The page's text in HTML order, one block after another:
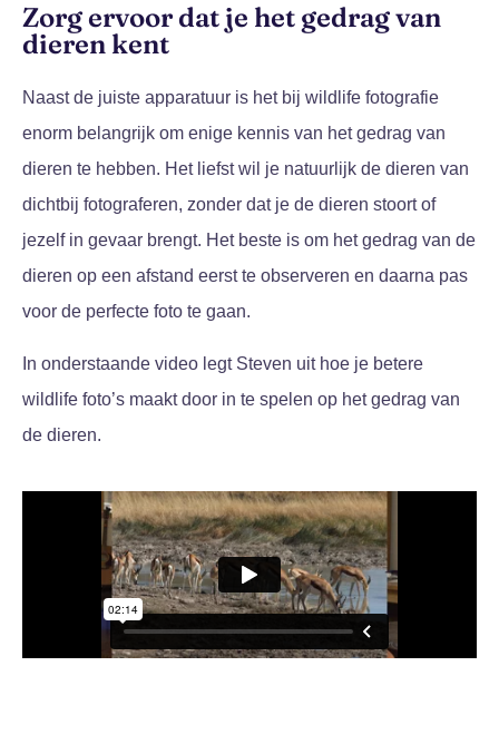
Zorg ervoor dat je het gedrag van
dieren kent
Naast de juiste apparatuur is het bij wildlife fotografie
enorm belangrijk om enige kennis van het gedrag van
dieren te hebben. Het liefst wil je natuurlijk de dieren van
dichtbij fotograferen, zonder dat je de dieren stoort of
jezelf in gevaar brengt. Het beste is om het gedrag van de
dieren op een afstand eerst te observeren en daarna pas
voor de perfecte foto te gaan.
In onderstaande video legt Steven uit hoe je betere
wildlife foto’s maakt door in te spelen op het gedrag van
de dieren.